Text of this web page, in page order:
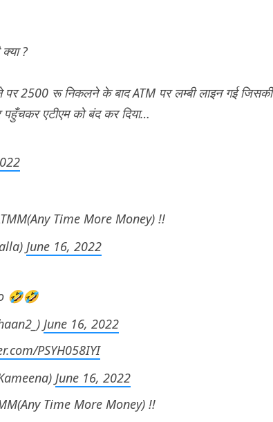
?
पर 2500 रू निकलने के बाद ATM पर लम्बी लाइन गई जिसकी
एटीएम को बंद कर दिया…
Time More Money) !!
June 16, 2022
🤣🤣
June 16, 2022
PSYH058IYI
June 16, 2022
Time More Money) !!